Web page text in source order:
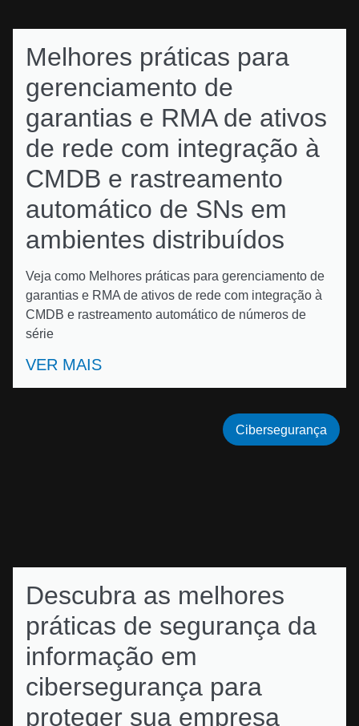
Melhores práticas para
gerenciamento de
garantias e RMA de ativos
de rede com integração à
CMDB e rastreamento
automático de SNs em
ambientes distribuídos
Veja como Melhores práticas para gerenciamento de
garantias e RMA de ativos de rede com integração à
CMDB e rastreamento automático de números de
série
VER MAIS
Descubra as melhores
práticas de segurança da
informação em
cibersegurança para
proteger sua empresa
Cibersegurança